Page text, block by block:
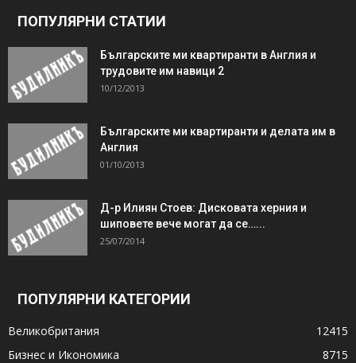
ПОПУЛЯРНИ СТАТИИ
Българските ми квартиранти в Англия и
трудовите им навици 2
10/12/2013
Българските ми квартиранти и делата им в
Англия
01/10/2013
Д-р Илиян Стоев: Дисковата херния и
шиповете вече могат да се…...
25/07/2014
ПОПУЛЯРНИ КАТЕГОРИИ
Великобритания
12415
Бизнес и Икономика
8715